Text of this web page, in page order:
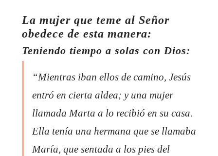
La mujer que teme al Señor
obedece de esta manera:
Teniendo tiempo a solas con Dios:
“Mientras iban ellos de camino, Jesús
entró en cierta aldea; y una mujer
llamada Marta a lo recibió en su casa.
Ella tenía una hermana que se llamaba
María, que sentada a los pies del